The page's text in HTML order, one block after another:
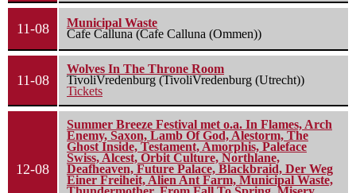
11-08
Municipal Waste
Cafe Calluna (Cafe Calluna (Ommen))
11-08
Wolves In The Throne Room
TivoliVredenburg (TivoliVredenburg (Utrecht))
Tickets
12-08
Summer Breeze Festival met o.a. In Flames, Arch
Enemy, Saxon, Lamb Of God, Alestorm, The
Ghost Inside, Testament, Amorphis, Paleface
Swiss, Alcest, Orbit Culture, Northlane,
Deafheaven, Future Palace, Blackbraid, Der Weg
Einer Freiheit, Alien Ant Farm, Municipal Waste,